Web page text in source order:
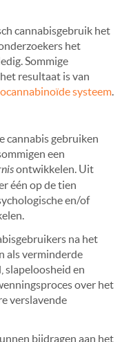
cannabisgebruik het
het
Sommige
resultaat is van
systeem.
cannabis gebruiken
een
ontwikkelen. Uit
één op de tien
en/of
na het
als verminderde
slapeloosheid en
over het
verslavende
bijdragen aan het